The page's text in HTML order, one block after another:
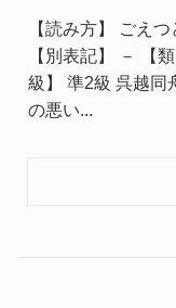
【読み方】 ごえ
【別表記】 － 【
級】 準2級 呉越同
の悪い...